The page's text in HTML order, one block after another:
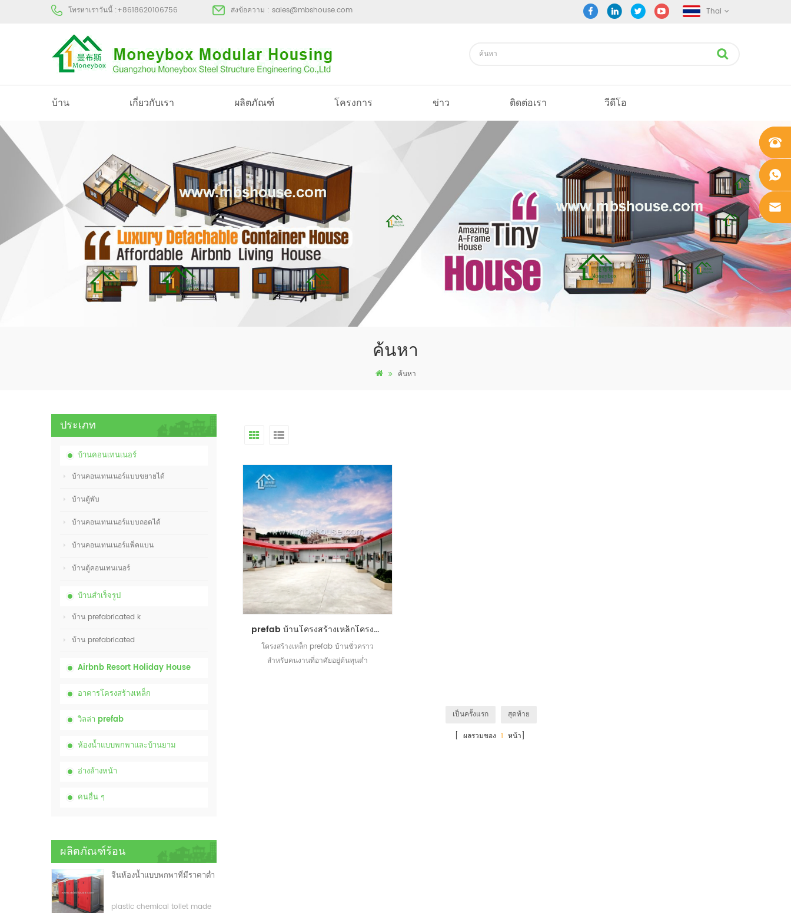
โทรหาเราวันนี้ :+8618620106756 ส่งข้อความ : sales@mbshouse.com Thai
บ้าน เกี่ยวกับเรา ผลิตภัณฑ์ โครงการ ข่าว ติดต่อเรา วีดีโอ
ค้นหา
ค้นหา
ประเภท
บ้านคอนเทนเนอร์
บ้านคอนเทนเนอร์แบบขยายได้
บ้านตู้พับ
บ้านคอนเทนเนอร์แบบถอดได้
บ้านคอนเทนเนอร์แพ็คแบน
บ้านตู้คอนเทนเนอร์
บ้านสำเร็จรูป
บ้าน prefabricated k
บ้าน prefabricated
Airbnb Resort Holiday House
อาคารโครงสร้างเหล็ก
วิลล่า prefab
ห้องน้ำแบบพกพาและบ้านยาม
อ่างล้างหน้า
คนอื่น ๆ
ผลิตภัณฑ์ร้อน
จีนห้องน้ำแบบพกพาที่มีราคาต่ำ
plastic chemical toilet made
prefab บ้านโครงสร้างเหล็กโครงสร้างชั่วคราว prefab บ้านพักคนงานชั่วคราว
โครงสร้างเหล็ก prefab บ้านชั่วคราว
สำหรับคนงานที่อาศัยอยู่ต้นทุนต่ำ
เป็นครั้งแรก
สุดท้าย
[ ผลรวมของ 1 หน้า]
+861862
0106756
+861862
0106756
sales@
mbshou
se.com